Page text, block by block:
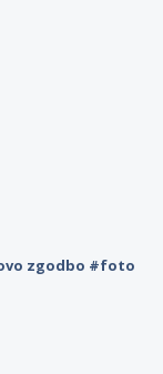
zgodbo #foto